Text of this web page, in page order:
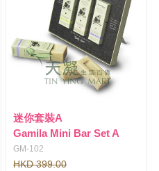
迷你套裝A
Gamila Mini Bar Set A
GM-102
HKD 399.00